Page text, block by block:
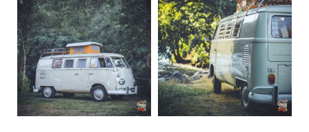
Août 10
120
0
Août 10
108
0